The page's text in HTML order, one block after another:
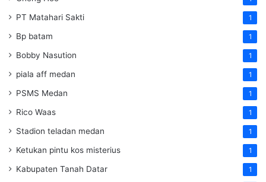
PT Matahari Sakti 1
Bp batam 1
Bobby Nasution 1
piala aff medan 1
PSMS Medan 1
Rico Waas 1
Stadion teladan medan 1
Ketukan pintu kos misterius 1
Kabupaten Tanah Datar 1